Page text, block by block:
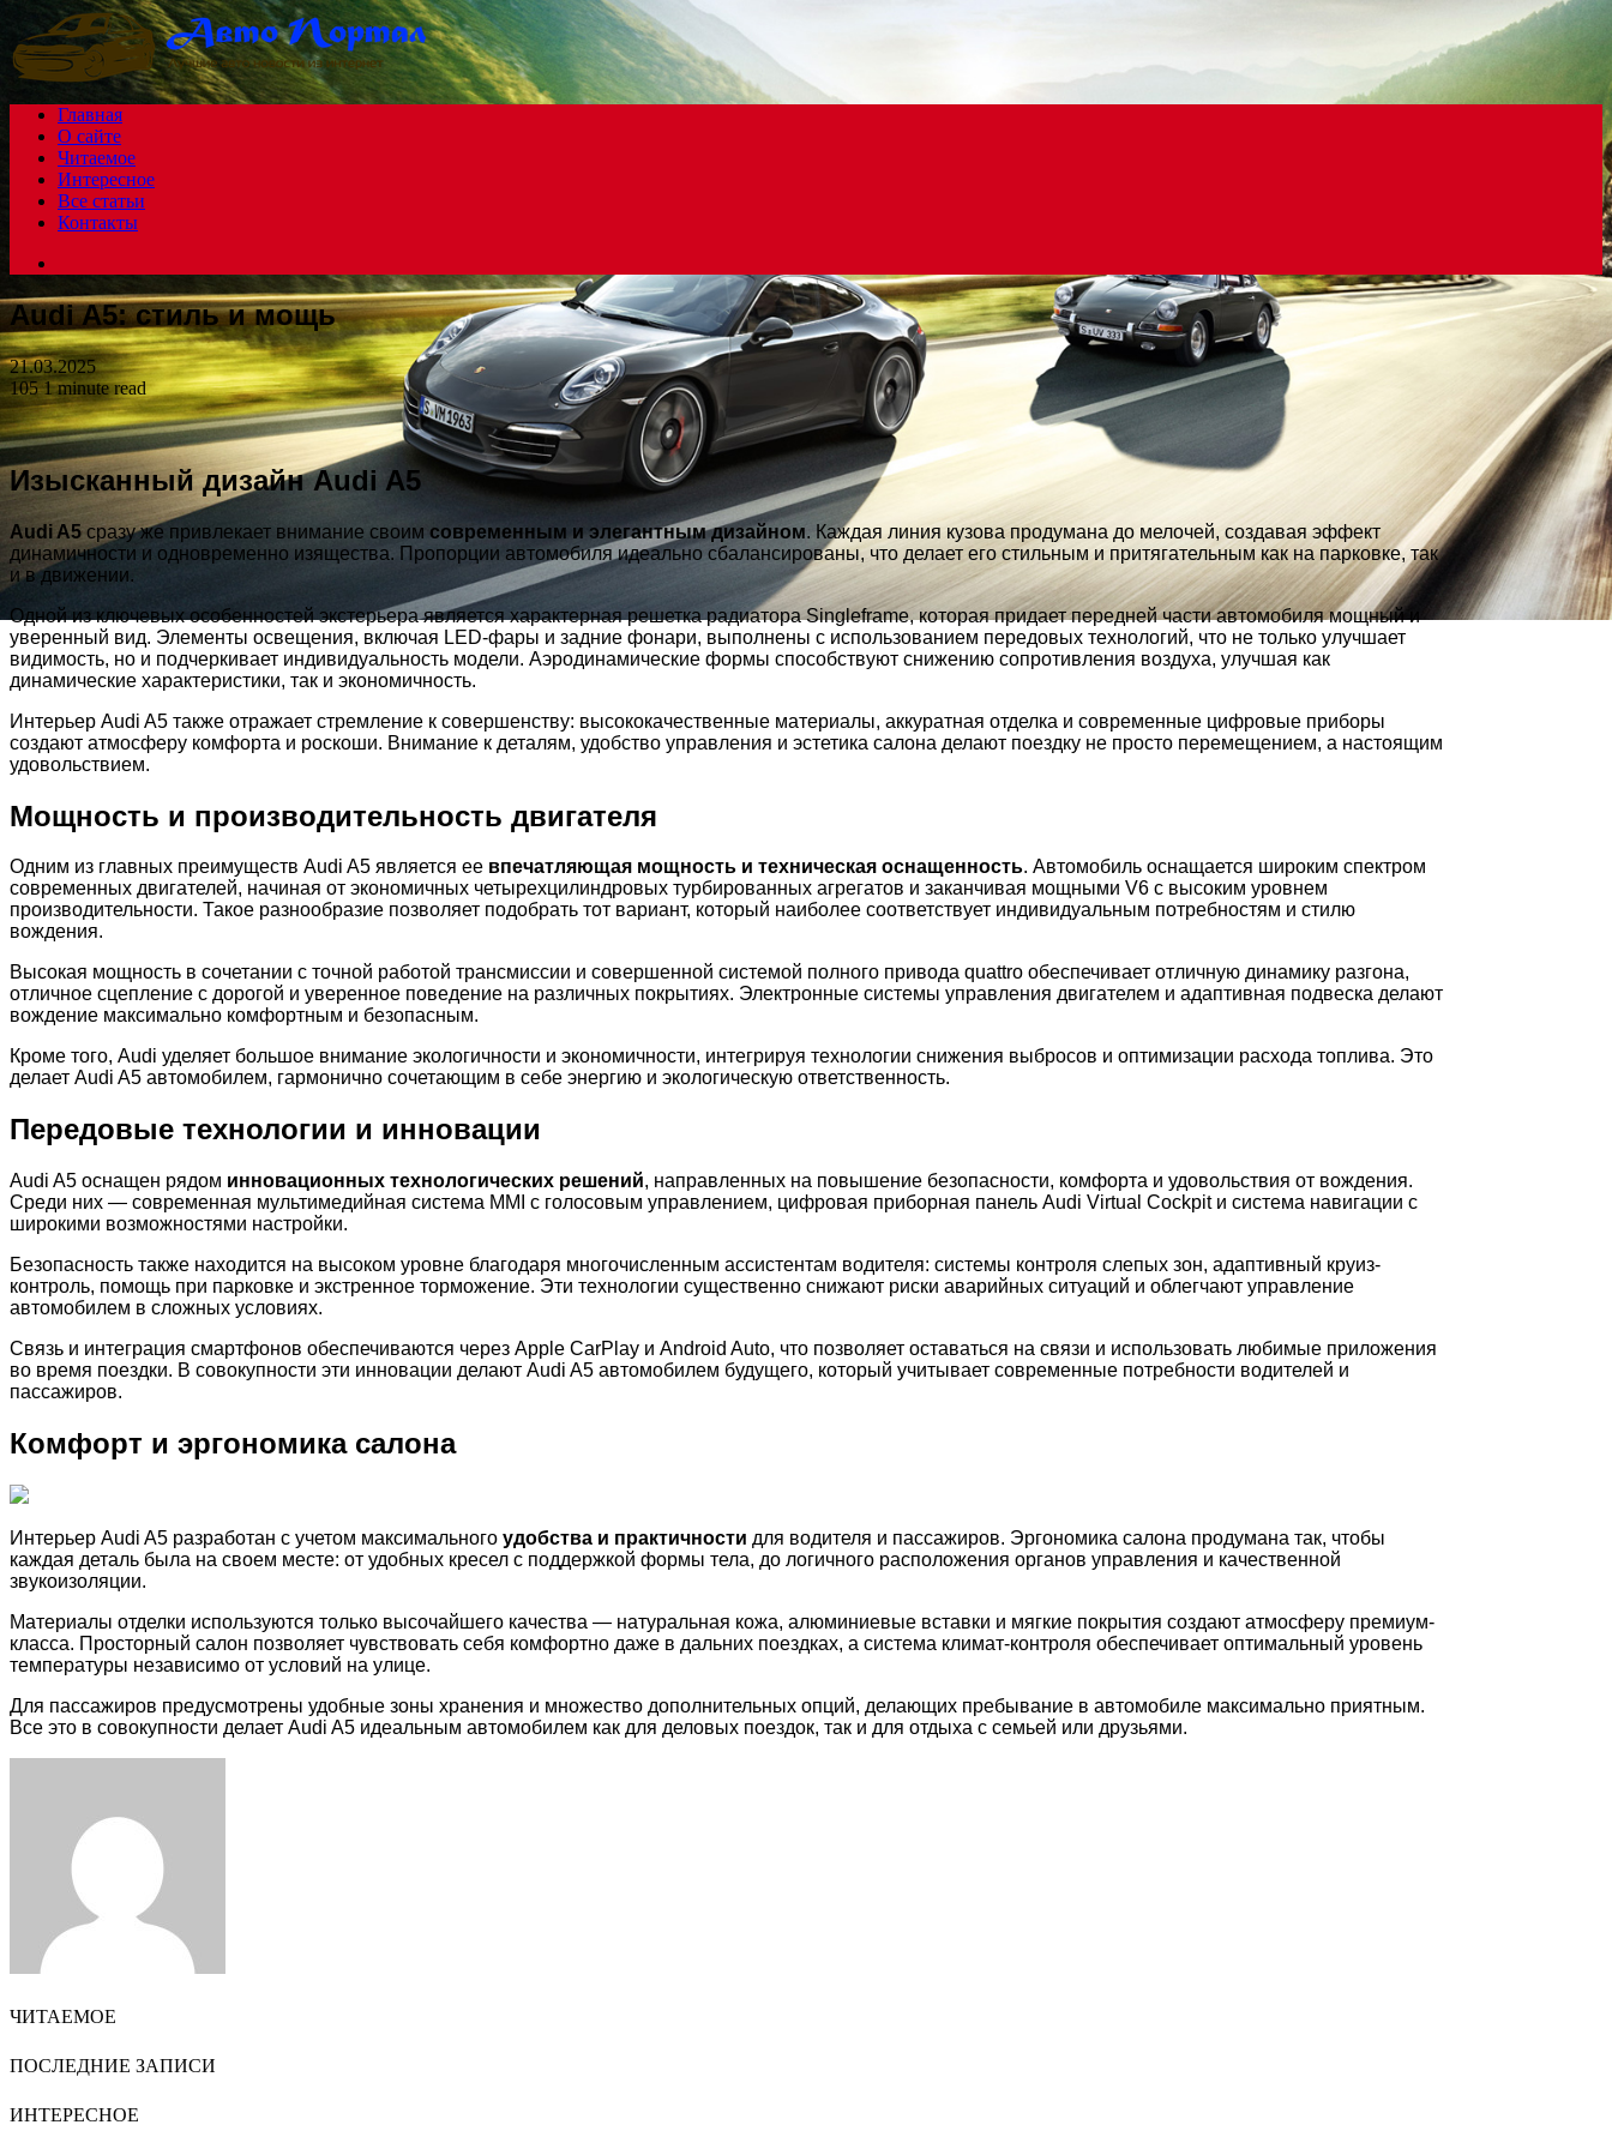
Главная
О сайте
Читаемое
Интересное
Все статьи
Контакты
Audi A5: стиль и мощь
21.03.2025
1051 minute read
Изысканный дизайн Audi A5
Audi A5сразу же привлекает внимание своим современным и элегантным дизайном. Каждая линия кузова продумана до мелочей, создавая эффект
динамичности и одновременно изящества. Пропорции автомобиля идеально сбалансированы, что делает его стильным и притягательным как на парковке, так
и в движении.
Одной из ключевых особенностей экстерьера является характерная решетка радиатора Singleframe, которая придает передней части автомобиля мощный и
уверенный вид. Элементы освещения, включая LED-фары и задние фонари, выполнены с использованием передовых технологий, что не только улучшает
видимость, но и подчеркивает индивидуальность модели. Аэродинамические формы способствуют снижению сопротивления воздуха, улучшая как
динамические характеристики, так и экономичность.
Интерьер Audi A5 также отражает стремление к совершенству: высококачественные материалы, аккуратная отделка и современные цифровые приборы
создают атмосферу комфорта и роскоши. Внимание к деталям, удобство управления и эстетика салона делают поездку не просто перемещением, а настоящим
удовольствием.
Мощность и производительность двигателя
Одним из главных преимуществ Audi A5 является ее впечатляющая мощность и техническая оснащенность. Автомобиль оснащается широким спектром
современных двигателей, начиная от экономичных четырехцилиндровых турбированных агрегатов и заканчивая мощными V6 с высоким уровнем
производительности. Такое разнообразие позволяет подобрать тот вариант, который наиболее соответствует индивидуальным потребностям и стилю
вождения.
Высокая мощность в сочетании с точной работой трансмиссии и совершенной системой полного привода quattro обеспечивает отличную динамику разгона,
отличное сцепление с дорогой и уверенное поведение на различных покрытиях. Электронные системы управления двигателем и адаптивная подвеска делают
вождение максимально комфортным и безопасным.
Кроме того, Audi уделяет большое внимание экологичности и экономичности, интегрируя технологии снижения выбросов и оптимизации расхода топлива. Это
делает Audi A5 автомобилем, гармонично сочетающим в себе энергию и экологическую ответственность.
Передовые технологии и инновации
Audi A5 оснащен рядом инновационных технологических решений, направленных на повышение безопасности, комфорта и удовольствия от вождения.
Среди них — современная мультимедийная система MMI с голосовым управлением, цифровая приборная панель Audi Virtual Cockpit и система навигации с
широкими возможностями настройки.
Безопасность также находится на высоком уровне благодаря многочисленным ассистентам водителя: системы контроля слепых зон, адаптивный круиз-
контроль, помощь при парковке и экстренное торможение. Эти технологии существенно снижают риски аварийных ситуаций и облегчают управление
автомобилем в сложных условиях.
Связь и интеграция смартфонов обеспечиваются через Apple CarPlay и Android Auto, что позволяет оставаться на связи и использовать любимые приложения
во время поездки. В совокупности эти инновации делают Audi A5 автомобилем будущего, который учитывает современные потребности водителей и
пассажиров.
Комфорт и эргономика салона
Интерьер Audi A5 разработан с учетом максимального удобства и практичности для водителя и пассажиров. Эргономика салона продумана так, чтобы
каждая деталь была на своем месте: от удобных кресел с поддержкой формы тела, до логичного расположения органов управления и качественной
звукоизоляции.
Материалы отделки используются только высочайшего качества — натуральная кожа, алюминиевые вставки и мягкие покрытия создают атмосферу премиум-
класса. Просторный салон позволяет чувствовать себя комфортно даже в дальних поездках, а система климат-контроля обеспечивает оптимальный уровень
температуры независимо от условий на улице.
Для пассажиров предусмотрены удобные зоны хранения и множество дополнительных опций, делающих пребывание в автомобиле максимально приятным.
Все это в совокупности делает Audi A5 идеальным автомобилем как для деловых поездок, так и для отдыха с семьей или друзьями.
ЧИТАЕМОЕ
ПОСЛЕДНИЕ ЗАПИСИ
ИНТЕРЕСНОЕ